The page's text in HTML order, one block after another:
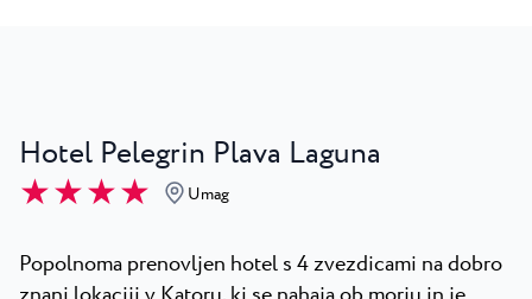
Hotel Pelegrin Plava Laguna
★ ★ ★ ★ Umag
Popolnoma prenovljen hotel s 4 zvezdicami na dobro